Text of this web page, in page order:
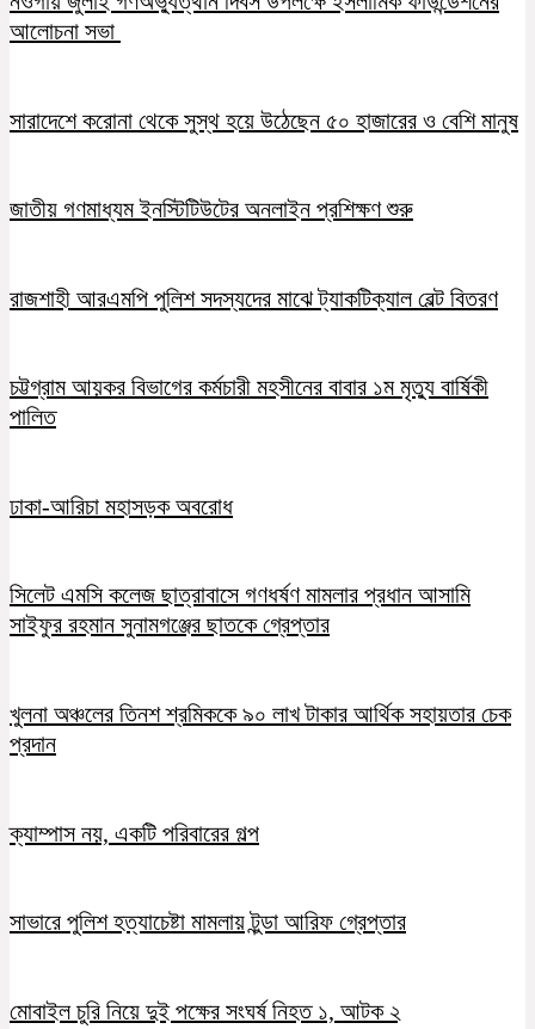
আলোচনা সভা
সারাদেশে করোনা থেকে সুস্থ হয়ে উঠেছেন ৫০ হাজারের ও বেশি মানুষ
জাতীয় গণমাধ্যম ইনস্টিটিউটের অনলাইন প্রশিক্ষণ শুরু
রাজশাহী আরএমপি পুলিশ সদস্যদের মাঝে ট্যাকটিক্যাল বেল্ট বিতরণ
চট্টগ্রাম আয়কর বিভাগের কর্মচারী মহসীনের বাবার ১ম মৃত্যু বার্ষিকী
পালিত
ঢাকা-আরিচা মহাসড়ক অবরোধ
সিলেট এমসি কলেজ ছাত্রাবাসে গণধর্ষণ মামলার প্রধান আসামি
সাইফুর রহমান সুনামগঞ্জের ছাতকে গ্রেপ্তার
খুলনা অঞ্চলের তিনশ শ্রমিককে ৯০ লাখ টাকার আর্থিক সহায়তার চেক
প্রদান
ক্যাম্পাস নয়, একটি পরিবারের গল্প
সাভারে পুলিশ হত্যাচেষ্টা মামলায় টুন্ডা আরিফ গ্রেপ্তার
মোবাইল চুরি নিয়ে দুই পক্ষের সংঘর্ষ নিহত ১, আটক ২